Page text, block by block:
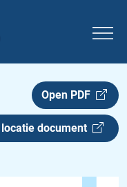
Open PDF
document